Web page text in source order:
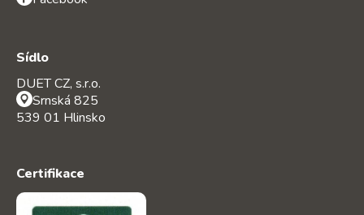
Sídlo
DUET CZ, s.r.o.
Srnská 825
539 01 Hlinsko
Certifikace